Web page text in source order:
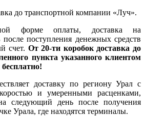
до транспортной компании «Луч».
форме оплаты, доставка на
поступления денежных средств
счет. От 20-ти коробок доставка до
пункта указанного клиентом
доставку по региону Урал с
и умеренными расценками,
следующий день после получения
Урала, где находятся терминалы.